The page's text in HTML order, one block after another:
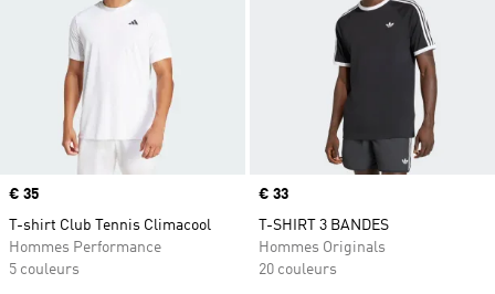
Prix
€ 35
T-shirt Club Tennis Climacool
Hommes Performance
5 couleurs
Prix
€ 33
T-SHIRT 3 BANDES
Hommes Originals
20 couleurs